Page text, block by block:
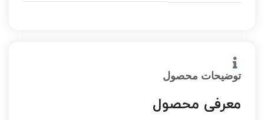
توضیحات محصول
معرفی محصول